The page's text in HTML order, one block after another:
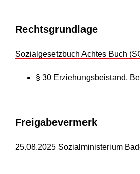
Rechtsgrundlage
Sozialgesetzbuch Achtes Buch
§ 30 Erziehungsbeistand,
Freigabevermerk
25.08.2025 Sozialministerium